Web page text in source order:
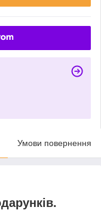
Умови повернення